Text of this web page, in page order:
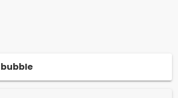
bubble